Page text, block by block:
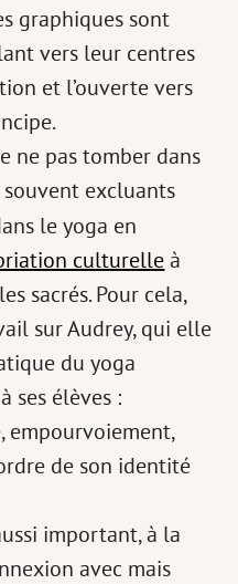
graphiques sont
vers leur centres
et l’ouverte vers
ne pas tomber dans
excluants
le yoga en
culturelleà
sacrés. Pour cela,
sur Audrey, qui elle
du yoga
ses élèves :
empourvoiement,
de son identité
important, à la
avec mais